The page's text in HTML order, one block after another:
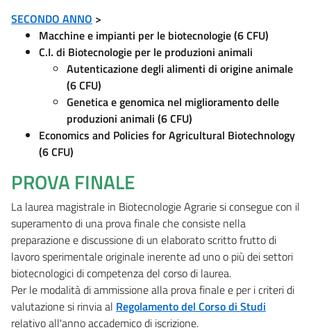
SECONDO ANNO >
Macchine e impianti per le biotecnologie (6 CFU)
C.I. di Biotecnologie per le produzioni animali
Autenticazione degli alimenti di origine animale
(6 CFU)
Genetica e genomica nel miglioramento delle
produzioni animali (6 CFU)
Economics and Policies for Agricultural Biotechnology
(6 CFU)
PROVA FINALE
La laurea magistrale in Biotecnologie Agrarie si consegue con il
superamento di una prova finale che consiste nella
preparazione e discussione di un elaborato scritto frutto di
lavoro sperimentale originale inerente ad uno o più dei settori
biotecnologici di competenza del corso di laurea.
Per le modalità di ammissione alla prova finale e per i criteri di
valutazione si rinvia al Regolamento del Corso di Studi
relativo all'anno accademico di iscrizione.